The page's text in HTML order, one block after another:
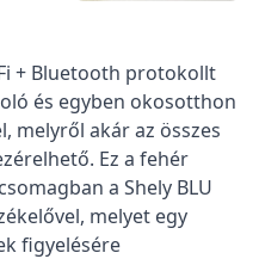
+ Bluetooth protokollt
és egyben okosotthon
melyről akár az összes
Ez a fehér
a Shely BLU
melyet egy
figyelésére